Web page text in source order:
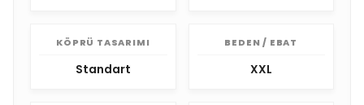
KÖPRÜ TASARIMI
Standart
BEDEN / EBAT
XXL